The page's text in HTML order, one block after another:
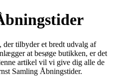
tilbyder et bredt udvalg af
at besøge butikken, er det
artikel vil vi give dig alle de
Samling Åbningstider.